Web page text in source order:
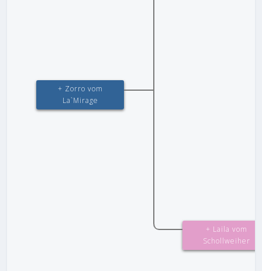
+ Zorro vom
La`Mirage
+ Laila vom
Schollweiher